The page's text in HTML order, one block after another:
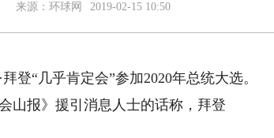
来源： 环球网 2019-02-15 10:50
“几乎肯定会”参加2020年总统大选。
报》援引消息人士的话称，拜登